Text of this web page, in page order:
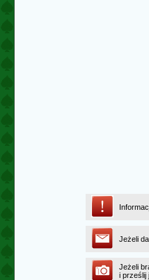
Jeżeli
Jeżeli
i prześlij